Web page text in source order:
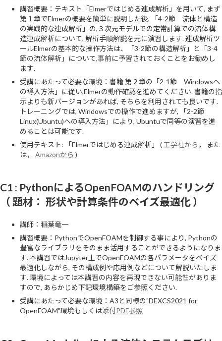
講習概要：テキスト「Elmerではじめる連成解析」を用いて, まず
第１章でElmerの概要を簡単に説明した後, 「4-2節 流体と構造
の実践的な連成解析」の,３次元モデルでの定常計算での流体構
造連成解析について, 解析手順解説を元に演習します. 連成解析ツ
ールElmerの基本的な操作方法は、「3-2節の構造解析」と「3-4
節の流体解析」について,事前に予習されておくことをお勧めし
ます.
受講にあたって必要な環境：書籍 第２章の「2-1節 Windowsへ
の導入方法」に従い,Elmerの動作確認を進めてください. 書籍の指
示よりも新バージョンがあれば, そちらを利用されても良いです.
トレーニングでは, Windowsでの操作で進めますが, 「2-2節
Linux(Ubuntu)への導入方法」により, Ubuntuで同等の演習を進
めることは可能です.
使用テキスト: 「Elmerではじめる連成解析」 ( 工学社から ， また
は， Amazonから )
C1 : PythonによるOpenFOAMのハンドリング
（ 題材： 形状や計算条件のベイズ最適化 ）
講師：稲葉竜一
講習概要：PythonでOpenFOAMを制御する事により, Pythonの
豊富なライブラリをそのまま活用することができるようになりま
す. 本講習ではJupyter上でOpenFOAMの各パラメータをベイズ
最適化しながら, その構成例や応用例などについて解説いたしま
す. 環境によっては本講習の内容を再現できない可能性がありま
すので, あらかじめ下記環境構築をご参照ください.
受講にあたって必要な環境：A3と同様の"DEXCS2021 for
OpenFOAM"環境もしくは添付PDF参照